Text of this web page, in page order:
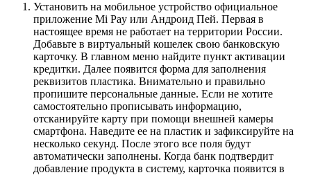
Установить на мобильное устройство официальное
приложение Mi Pay или Андроид Пей. Первая в
настоящее время не работает на территории России.
Добавьте в виртуальный кошелек свою банковскую
карточку. В главном меню найдите пункт активации
кредитки. Далее появится форма для заполнения
реквизитов пластика. Внимательно и правильно
пропишите персональные данные. Если не хотите
самостоятельно прописывать информацию,
отсканируйте карту при помощи внешней камеры
смартфона. Наведите ее на пластик и зафиксируйте на
несколько секунд. После этого все поля будут
автоматически заполнены. Когда банк подтвердит
добавление продукта в систему, карточка появится в